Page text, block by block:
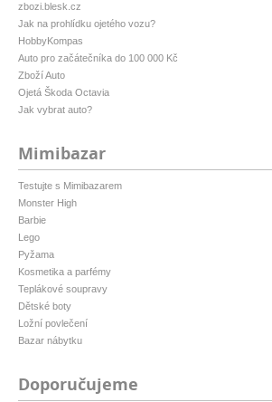
zbozi.blesk.cz
Jak na prohlídku ojetého vozu?
HobbyKompas
Auto pro začátečníka do 100 000 Kč
Zboží Auto
Ojetá Škoda Octavia
Jak vybrat auto?
Mimibazar
Testujte s Mimibazarem
Monster High
Barbie
Lego
Pyžama
Kosmetika a parfémy
Teplákové soupravy
Dětské boty
Ložní povlečení
Bazar nábytku
Doporučujeme